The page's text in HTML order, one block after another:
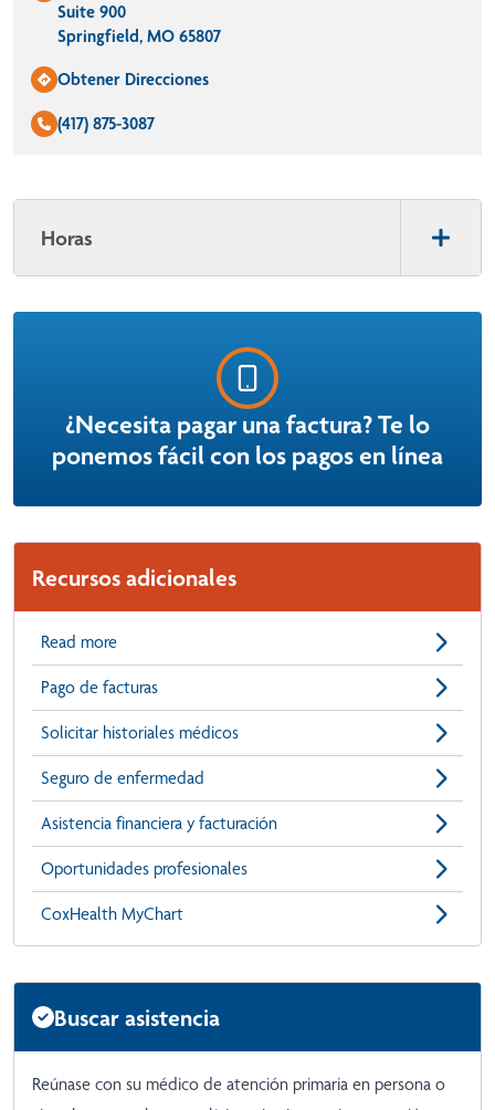
Suite 900
Springfield, MO 65807
Obtener Direcciones
(417) 875-3087
Horas
¿Necesita pagar una factura? Te lo
ponemos fácil con los pagos en línea
Recursos adicionales
Read more
Pago de facturas
Solicitar historiales médicos
Seguro de enfermedad
Asistencia financiera y facturación
Oportunidades profesionales
CoxHealth MyChart
Buscar asistencia
Reúnase con su médico de atención primaria en persona o